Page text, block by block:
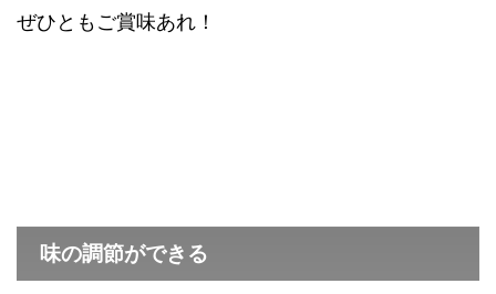
ぜひともご賞味あれ！
味の調節ができる